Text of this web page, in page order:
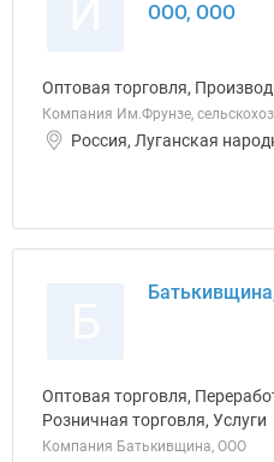
ООО, ООО
Оптовая торговля,
Компания Им.Фрунзе,
Россия, Луганская
Оптовая торговля,
Розничная торговля, Услуги
Компания Батькивщина, ООО